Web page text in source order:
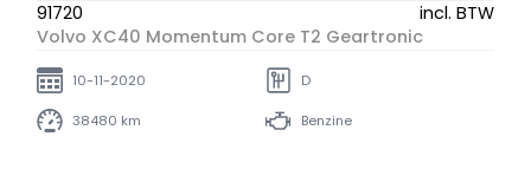
91720
incl. BTW
Volvo XC40 Momentum Core T2 Geartronic
10-11-2020 D
38480 km Benzine